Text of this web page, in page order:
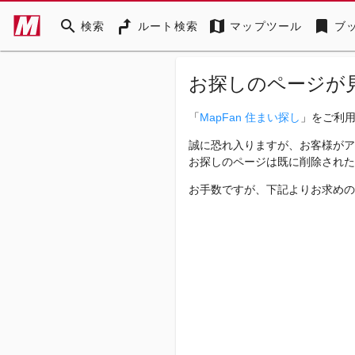
search 検索 ルート検索 map マップツール bookmark ブ
お探しのページが
「MapFan 住まい探し 」をご利
誠に恐れ入りますが、お客様が
お探しのページは既に削除され
お手数ですが、下記よりお求め